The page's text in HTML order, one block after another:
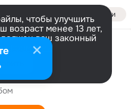
Войти
чтобы улучшить
возраст менее 13 лет,
ваш законный
Whore